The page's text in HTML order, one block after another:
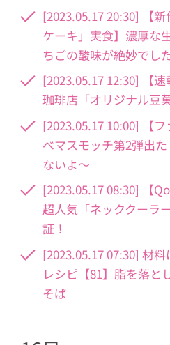
[2023.05.17 20:30] 【
ケーキ」実食】濃厚な
ちごの酸味が絶妙でし
[2023.05.17 12:30] 【
珈琲店「オリジナル豆
[2023.05.17 10:00] 【
べマスモッチ第2弾出
ないよ〜
[2023.05.17 08:30] 【
超人気「ネッククーラ
証！
[2023.05.17 07:30] 材
レシピ【81】脂を落と
そば